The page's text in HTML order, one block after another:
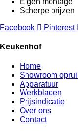
Scherpe prijzen
Facebook
Pinterest
Keukenhof
Home
Showroom
Apparatuur
Werkbladen
Prijsindicatie
Over ons
Contact